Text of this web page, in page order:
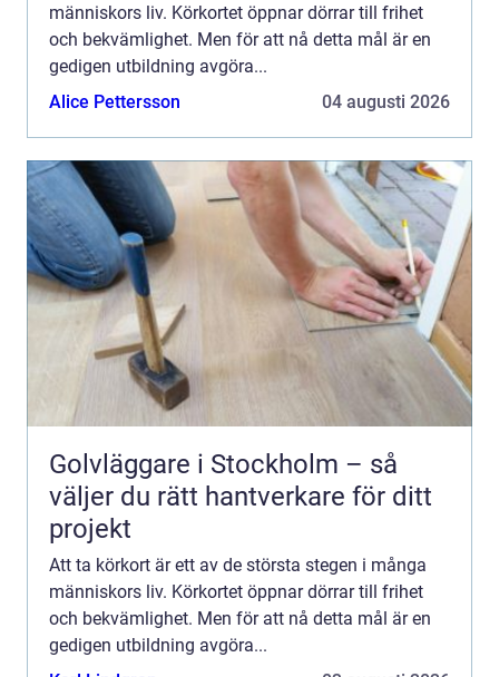
människors liv. Körkortet öppnar dörrar till frihet
och bekvämlighet. Men för att nå detta mål är en
gedigen utbildning avgöra...
Alice Pettersson
04 augusti 2026
Golvläggare i Stockholm – så
väljer du rätt hantverkare för ditt
projekt
Att ta körkort är ett av de största stegen i många
människors liv. Körkortet öppnar dörrar till frihet
och bekvämlighet. Men för att nå detta mål är en
gedigen utbildning avgöra...